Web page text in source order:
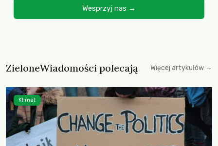
Wesprzyj nas →
ZieloneWiadomości polecają Więcej artykułów →
Klimat